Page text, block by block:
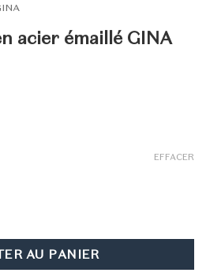
acier émaillé GINA
EFFACER
AU PANIER